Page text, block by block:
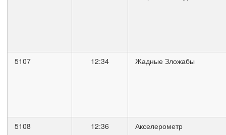
5107 12:34 Жадные Зложабы
5108 12:36 Акселерометр